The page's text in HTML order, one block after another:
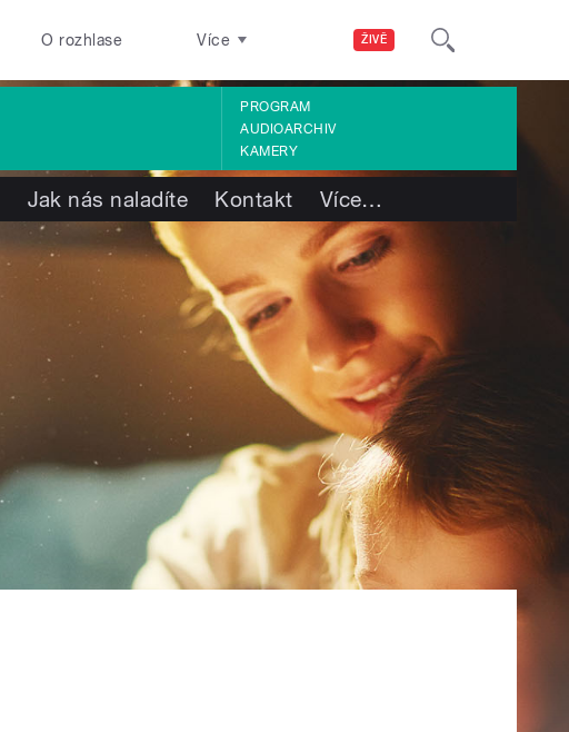
ŽIVĚ
O rozhlase Více
PROGRAM
AUDIOARCHIV
KAMERY
Jak nás naladíte Kontakt Více…